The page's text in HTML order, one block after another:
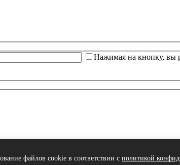
Нажимая на кнопку, вы
файлов cookie в соответствии с политикой